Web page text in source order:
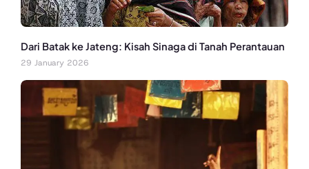
Dari Batak ke Jateng: Kisah Sinaga di Tanah Perantauan
29 January 2026